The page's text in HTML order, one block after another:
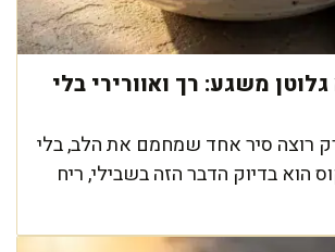
משגע: רך ואוורירי בלי
רוצה סיר אחד שמחמם את הלב, בלי
הוא בדיוק הדבר הזה בשבילי, ריח